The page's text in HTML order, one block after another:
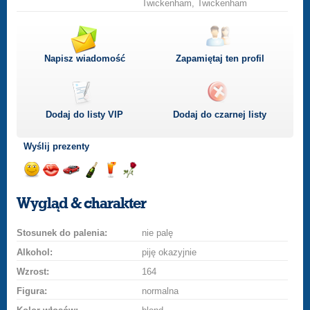
Twickenham, Twickenham
Napisz wiadomość Zapamiętaj ten profil
Dodaj do listyVIP Dodaj do czarnej listy
Wyślij prezenty
uśmiech
buziakasamochodem
szampana
drinka
różę
Wygląd & charakter
Stosunek do palenia:
nie palę
Alkohol:
piję okazyjnie
Wzrost:
164
Figura:
normalna